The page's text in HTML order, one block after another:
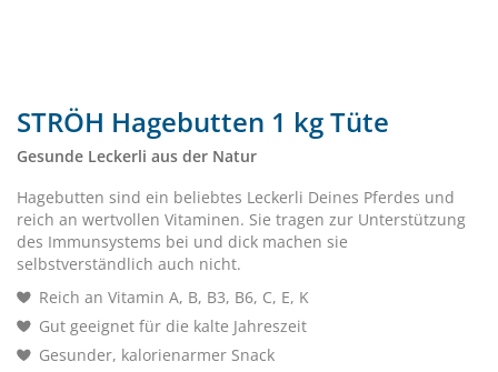
STRÖH Hagebutten 1 kg Tüte
Gesunde Leckerli aus der Natur
Hagebutten sind ein beliebtes Leckerli Deines Pferdes und
reich an wertvollen Vitaminen. Sie tragen zur Unterstützung
des Immunsystems bei und dick machen sie
selbstverständlich auch nicht.
Reich an Vitamin A, B, B3, B6, C, E, K
Gut geeignet für die kalte Jahreszeit
Gesunder, kalorienarmer Snack